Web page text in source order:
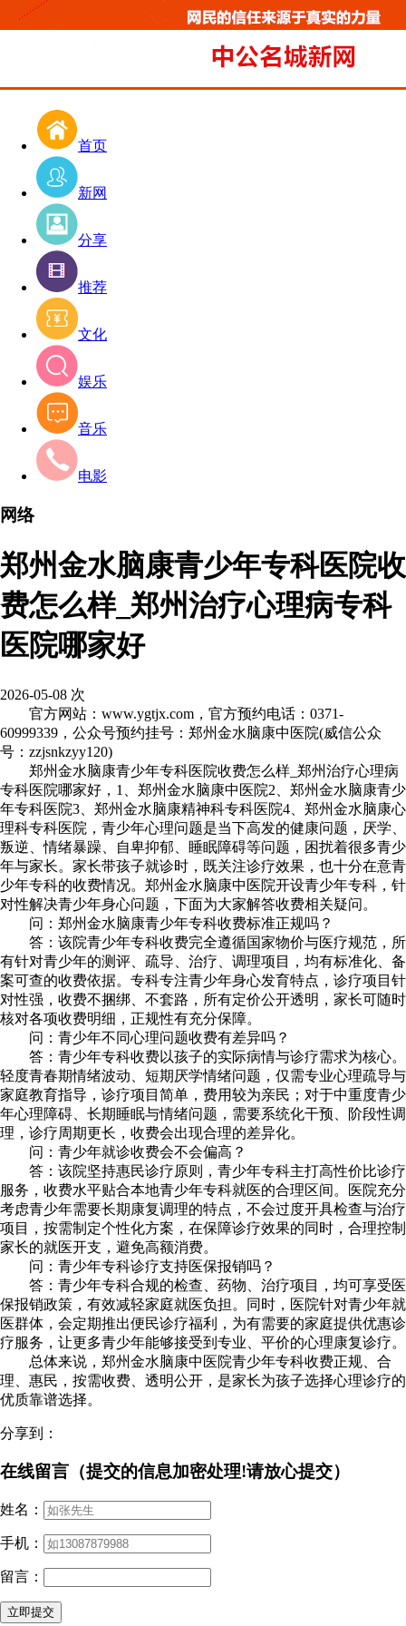
首页
新网
分享
推荐
文化
娱乐
音乐
电影
网络
郑州金水脑康青少年专科医院收
费怎么样_郑州治疗心理病专科
医院哪家好
2026-05-08 次
官方网站：www.ygtjx.com，官方预约电话：0371-
60999339，公众号预约挂号：郑州金水脑康中医院(威信公众
号：zzjsnkzyy120)
郑州金水脑康青少年专科医院收费怎么样_郑州治疗心理病
专科医院哪家好，1、郑州金水脑康中医院2、郑州金水脑康青少
年专科医院3、郑州金水脑康精神科专科医院4、郑州金水脑康心
理科专科医院，青少年心理问题是当下高发的健康问题，厌学、
叛逆、情绪暴躁、自卑抑郁、睡眠障碍等问题，困扰着很多青少
年与家长。家长带孩子就诊时，既关注诊疗效果，也十分在意青
少年专科的收费情况。郑州金水脑康中医院开设青少年专科，针
对性解决青少年身心问题，下面为大家解答收费相关疑问。
问：郑州金水脑康青少年专科收费标准正规吗？
答：该院青少年专科收费完全遵循国家物价与医疗规范，所
有针对青少年的测评、疏导、治疗、调理项目，均有标准化、备
案可查的收费依据。专科专注青少年身心发育特点，诊疗项目针
对性强，收费不捆绑、不套路，所有定价公开透明，家长可随时
核对各项收费明细，正规性有充分保障。
问：青少年不同心理问题收费有差异吗？
答：青少年专科收费以孩子的实际病情与诊疗需求为核心。
轻度青春期情绪波动、短期厌学情绪问题，仅需专业心理疏导与
家庭教育指导，诊疗项目简单，费用较为亲民；对于中重度青少
年心理障碍、长期睡眠与情绪问题，需要系统化干预、阶段性调
理，诊疗周期更长，收费会出现合理的差异化。
问：青少年就诊收费会不会偏高？
答：该院坚持惠民诊疗原则，青少年专科主打高性价比诊疗
服务，收费水平贴合本地青少年专科就医的合理区间。医院充分
考虑青少年需要长期康复调理的特点，不会过度开具检查与治疗
项目，按需制定个性化方案，在保障诊疗效果的同时，合理控制
家长的就医开支，避免高额消费。
问：青少年专科诊疗支持医保报销吗？
答：青少年专科合规的检查、药物、治疗项目，均可享受医
保报销政策，有效减轻家庭就医负担。同时，医院针对青少年就
医群体，会定期推出便民诊疗福利，为有需要的家庭提供优惠诊
疗服务，让更多青少年能够接受到专业、平价的心理康复诊疗。
总体来说，郑州金水脑康中医院青少年专科收费正规、合
理、惠民，按需收费、透明公开，是家长为孩子选择心理诊疗的
优质靠谱选择。
分享到：
在线留言（提交的信息加密处理!请放心提交）
姓名：
手机：
留言：